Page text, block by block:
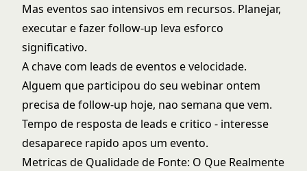
Mas eventos sao intensivos em recursos. Planejar,
executar e fazer follow-up leva esforco
significativo.
A chave com leads de eventos e velocidade.
Alguem que participou do seu webinar ontem
precisa de follow-up hoje, nao semana que vem.
Tempo de resposta de leads e critico - interesse
desaparece rapido apos um evento.
Metricas de Qualidade de Fonte: O Que Realmente